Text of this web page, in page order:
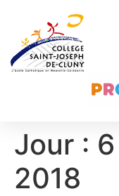
Jour :
2018